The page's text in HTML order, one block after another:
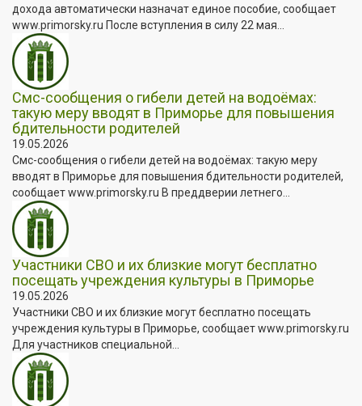
дохода автоматически назначат единое пособие, сообщает
www.primorsky.ru После вступления в силу 22 мая...
Смс-сообщения о гибели детей на водоёмах:
такую меру вводят в Приморье для повышения
бдительности родителей
19.05.2026
Смс-сообщения о гибели детей на водоёмах: такую меру
вводят в Приморье для повышения бдительности родителей,
сообщает www.primorsky.ru В преддверии летнего...
Участники СВО и их близкие могут бесплатно
посещать учреждения культуры в Приморье
19.05.2026
Участники СВО и их близкие могут бесплатно посещать
учреждения культуры в Приморье, сообщает www.primorsky.ru
Для участников специальной...